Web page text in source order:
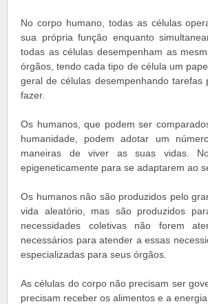
No corpo humano, todas as células
sua própria função enquanto
todas as células desempenham as
órgãos, tendo cada tipo de célula um
geral de células desempenhando
fazer.
Os humanos, que podem ser
humanidade, podem adotar um
maneiras de viver as suas vidas.
epigeneticamente para se adaptarem ao
Os humanos não são produzidos pelo
vida aleatório, mas são produzidos
necessidades coletivas não forem
necessários para atender a essas
especializadas para seus órgãos.
As células do corpo não precisam ser
precisam receber os alimentos e a